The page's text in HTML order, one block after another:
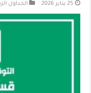
25 يناير 2026 الجداول